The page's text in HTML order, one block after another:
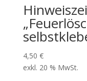
4,50 €
exkl. 20 % MwSt.